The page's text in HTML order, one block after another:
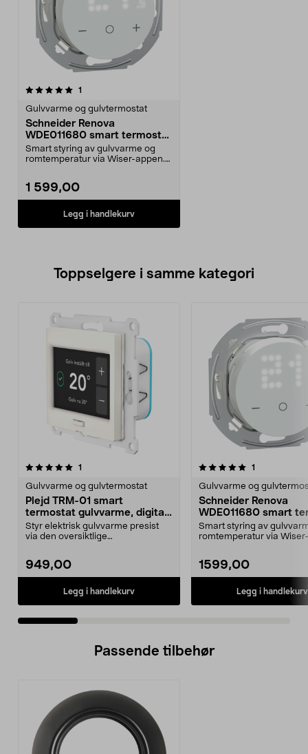
1
Gulvvarme og gulvtermostat
Schneider Renova
WDE011680 smart termostat
til gulvvarme
Smart styring av gulvvarme og
romtemperatur via Wiser-appen.
1 599,00
Legg i handlekurv
Toppselgere i samme kategori
1
Gulvvarme og gulvtermostat
Plejd TRM-01 smart
termostat gulvvarme, digital,
Elko
Styr elektrisk gulvvarme presist
via den oversiktlige
949,00
Legg i handlekurv
5.0 av 5 stjerner 1
Gulvvarme og
Schneider Renova
WDE011680 smart
til gulvvarme
Smart styring av
romtemperatur via
1599,00
Legg i handlekurv
4.5 av 5 stjerner
Passende tilbehør